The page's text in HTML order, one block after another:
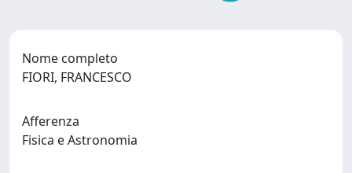
Nome completo
FIORI, FRANCESCO
Afferenza
Fisica e Astronomia